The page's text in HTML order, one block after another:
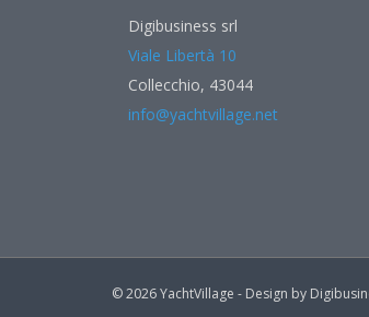
Digibusiness srl
Viale Libertà 10
Collecchio, 43044
info@yachtvillage.net
© 2026 YachtVillage - Design by